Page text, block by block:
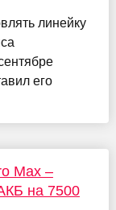
линейку
его
Max –
на 7500